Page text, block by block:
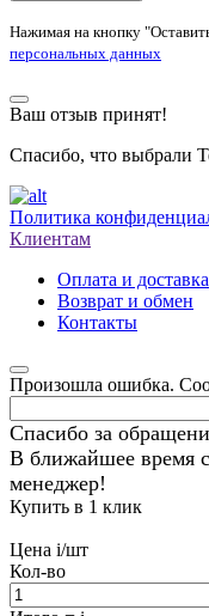
Нажимая на кнопку
персональных данных
Ваш отзыв принят!
Спасибо, что выбрали
Политика
Клиентам
Оплата и доставка
Возврат и обмен
Контакты
Произошла ошибка.
Спасибо за
В ближайшее время
менеджер!
Купить в 1 клик
Цена i/шт
Кол-во